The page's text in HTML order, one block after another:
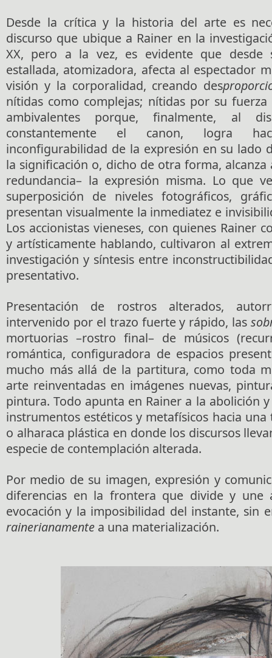
Desde la crítica y la historia del arte es
discurso que ubique a Rainer en la
XX, pero a la vez, es evidente que desde
estallada, atomizadora, afecta al espectador
visión y la corporalidad, creando des
nítidas como complejas; nítidas por su
ambivalentes porque, finalmente, al
constantemente el canon, logra
inconfigurabilidad de la expresión en su lado
la significación o, dicho de otra forma, alcanza
redundancia– la expresión misma. Lo que
superposición de niveles fotográficos,
presentan visualmente la inmediatez e
Los accionistas vieneses, con quienes Rainer
y artísticamente hablando, cultivaron al
investigación y síntesis entre
presentativo.
Presentación de rostros alterados,
intervenido por el trazo fuerte y rápido, las
mortuorias –rostro final– de músicos
romántica, configuradora de espacios
mucho más allá de la partitura, como toda
arte reinventadas en imágenes nuevas,
pintura. Todo apunta en Rainer a la abolición
instrumentos estéticos y metafísicos hacia
o alharaca plástica en donde los discursos
especie de contemplación alterada.
Por medio de su imagen, expresión y
diferencias en la frontera que divide y une
evocación y la imposibilidad del instante, sin
rainerianamente a una materialización.